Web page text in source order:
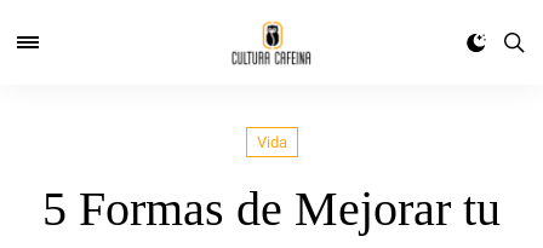
Vida
5 Formas de Mejorar tu